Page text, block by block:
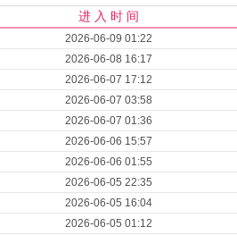
进 入 时 间
2026-06-09 01:22
2026-06-08 16:17
2026-06-07 17:12
2026-06-07 03:58
2026-06-07 01:36
2026-06-06 15:57
2026-06-06 01:55
2026-06-05 22:35
2026-06-05 16:04
2026-06-05 01:12